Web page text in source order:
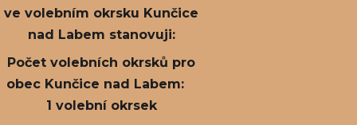
ve volebním okrsku Kunčice
nad Labem stanovuji:
Počet volebních okrsků pro
obec Kunčice nad Labem:
1 volební okrsek